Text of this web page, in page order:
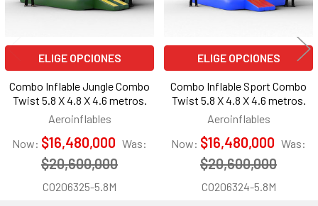
ELIGE OPCIONES
Combo Inflable Jungle Combo
Twist 5.8 X 4.8 X 4.6 metros.
Aeroinflables
Now: $16,480,000 Was:
$20,600,000
CO206325-5.8M
ELIGE OPCIONES
Combo Inflable Sport Combo
Twist 5.8 X 4.8 X 4.6 metros.
Aeroinflables
Now: $16,480,000 Was:
$20,600,000
CO206324-5.8M